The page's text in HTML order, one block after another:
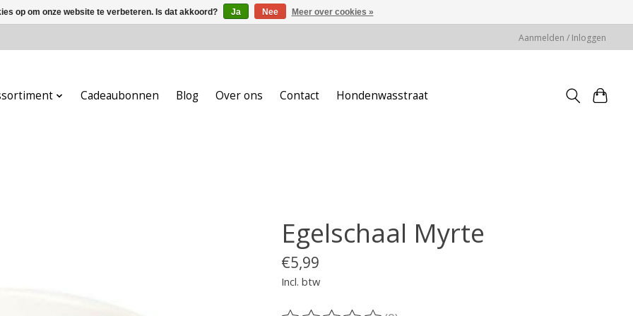
Aanmelden / Inloggen
Cadeaubonnen Blog Over ons Contact Hondenwasstraat
Egelschaal Myrte
€5,99
Incl. btw
op om onze website te verbeteren. Is dat akkoord? Ja Nee Meer over cookies »